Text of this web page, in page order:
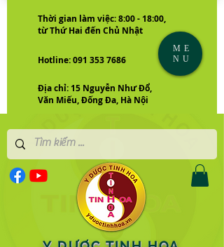
Thời gian làm việc: 8:00 - 18:00,
từ Thứ Hai đến Chủ Nhật
Hotline: 091 353 7686
Địa chỉ: 15 Nguyễn Như Đổ,
Văn Miếu, Đống Đa, Hà Nội
ME
NU